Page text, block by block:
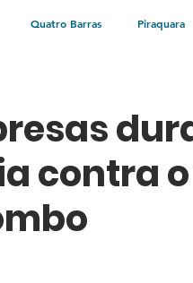
Quatro Barras Piraquara
contra